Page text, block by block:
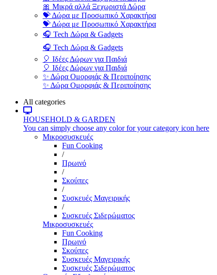
🎀 Μικρά αλλά Ξεχωριστά Δώρα
💝 Δώρα με Προσωπικό Χαρακτήρα
💝 Δώρα με Προσωπικό Χαρακτήρα
🎧 Tech Δώρα & Gadgets
🎧 Tech Δώρα & Gadgets
🎈 Ιδέες Δώρων για Παιδιά
🎈 Ιδέες Δώρων για Παιδιά
✨ Δώρα Ομορφιάς & Περιποίησης
✨ Δώρα Ομορφιάς & Περιποίησης
All categories
HOUSEHOLD & GARDEN
You can simply choose any color for your category icon here
Μικροσυσκευές
Fun Cooking
/
Πρωινό
/
Σκούπες
/
Συσκευές Μαγειρικής
/
Συσκευές Σιδερώματος
Μικροσυσκευές
Fun Cooking
Πρωινό
Σκούπες
Συσκευές Μαγειρικής
Συσκευές Σιδερώματος